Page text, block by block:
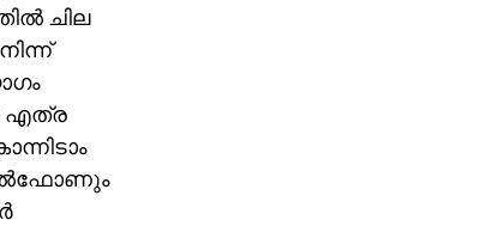
ചില
എത്ര